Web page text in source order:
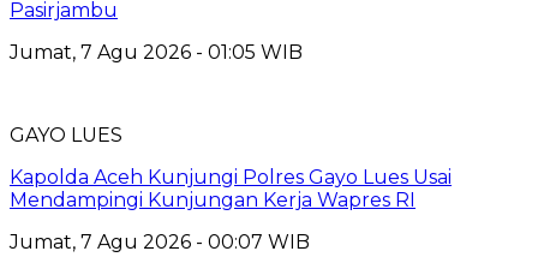
Pasirjambu
Jumat, 7 Agu 2026 - 01:05 WIB
GAYO LUES
Kapolda Aceh Kunjungi Polres Gayo Lues Usai
Mendampingi Kunjungan Kerja Wapres RI
Jumat, 7 Agu 2026 - 00:07 WIB